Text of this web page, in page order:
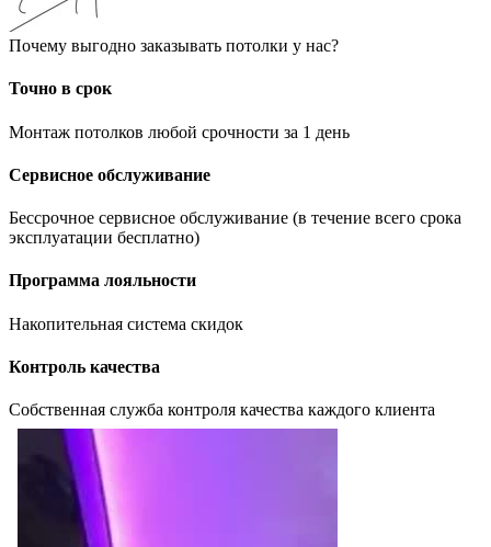
Почему выгодно заказывать потолки у нас?
Точно в срок
Монтаж потолков любой срочности за 1 день
Сервисное обслуживание
Бессрочное сервисное обслуживание (в течение всего срока
эксплуатации бесплатно)
Программа лояльности
Накопительная система скидок
Контроль качества
Собственная служба контроля качества каждого клиента